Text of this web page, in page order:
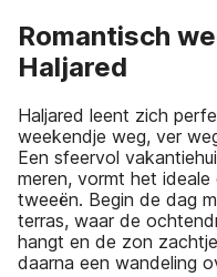
Romantisch
Haljared
Haljared leent zich
weekendje weg, ver
Een sfeervol
meren, vormt het
tweeën. Begin de dag
terras, waar de
hangt en de zon
daarna een wandeling